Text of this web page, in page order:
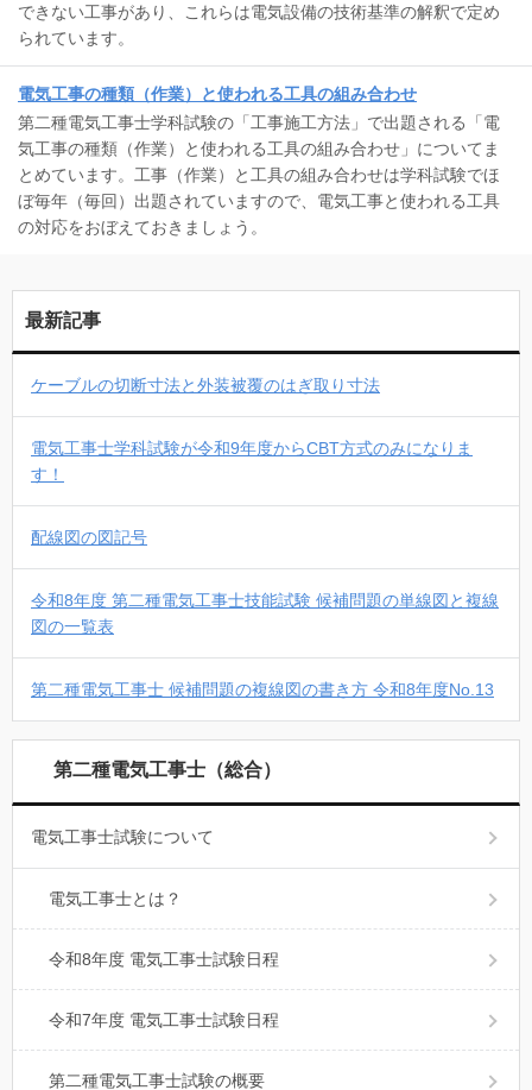
できない工事があり、これらは電気設備の技術基準の解釈で定め
られています。
電気工事の種類（作業）と使われる工具の組み合わせ
第二種電気工事士学科試験の「工事施工方法」で出題される「電
気工事の種類（作業）と使われる工具の組み合わせ」についてま
とめています。工事（作業）と工具の組み合わせは学科試験でほ
ぼ毎年（毎回）出題されていますので、電気工事と使われる工具
の対応をおぼえておきましょう。
最新記事
ケーブルの切断寸法と外装被覆のはぎ取り寸法
電気工事士学科試験が令和9年度からCBT方式のみになりま
す！
配線図の図記号
令和8年度 第二種電気工事士技能試験 候補問題の単線図と複線
図の一覧表
第二種電気工事士 候補問題の複線図の書き方 令和8年度No.13
第二種電気工事士（総合）
電気工事士試験について
電気工事士とは？
令和8年度 電気工事士試験日程
令和7年度 電気工事士試験日程
第二種電気工事士試験の概要